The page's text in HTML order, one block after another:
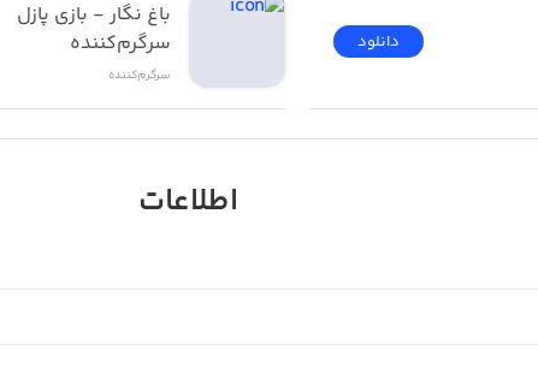
Avoid falling off
دانلود
سرگرم‌کننده
سرگرم‌کننده
اطلاعات